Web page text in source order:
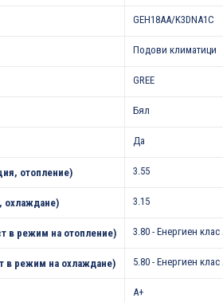
GEH18AA/K3DNA1C
Подови климатици
GREE
Бял
Да
отопление) 3.55
охлаждане) 3.15
в режим на отопление) 3.80 - Енергиен клас
в режим на охлаждане) 5.80 - Енергиен клас
A+